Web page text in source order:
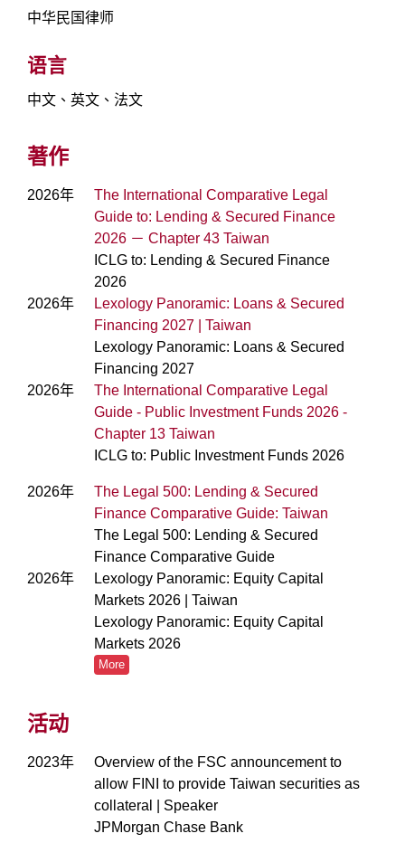
中华民国律师
语言
中文、英文、法文
著作
2026年
The International Comparative Legal
Guide to: Lending & Secured Finance
2026 － Chapter 43 Taiwan
ICLG to: Lending & Secured Finance
2026
2026年
Lexology Panoramic: Loans & Secured
Financing 2027 | Taiwan
Lexology Panoramic: Loans & Secured
Financing 2027
2026年
The International Comparative Legal
Guide - Public Investment Funds 2026 -
Chapter 13 Taiwan
ICLG to: Public Investment Funds 2026
2026年
The Legal 500: Lending & Secured
Finance Comparative Guide: Taiwan
The Legal 500: Lending & Secured
Finance Comparative Guide
2026年
Lexology Panoramic: Equity Capital
Markets 2026 | Taiwan
Lexology Panoramic: Equity Capital
Markets 2026
More
活动
2023年
Overview of the FSC announcement to
allow FINI to provide Taiwan securities as
collateral | Speaker
JPMorgan Chase Bank